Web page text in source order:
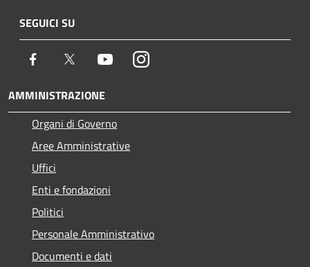
SEGUICI SU
Facebook Twitter YoutubeInstagram
AMMINISTRAZIONE
Organi di Governo
Aree Amministrative
Uffici
Enti e fondazioni
Politici
Personale Amministrativo
Documenti e dati